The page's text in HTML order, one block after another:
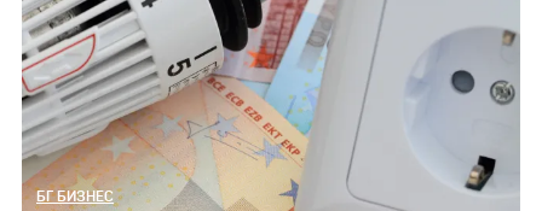
БГ БИЗНЕС